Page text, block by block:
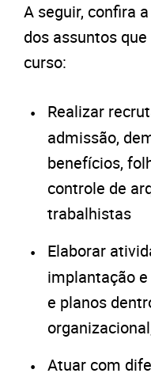
A seguir, confira
dos assuntos
curso:
Realizar
admissão,
benefícios,
controle de
trabalhistas
Elaborar
implantação
e planos
Atuar com